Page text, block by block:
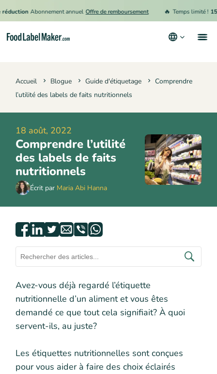
Abonnement annuel Offre de remboursement Temps limité ! 15 %
Accueil Blogue Guide d'étiquetage
Comprendre
l’utilité des labels de faits nutritionnels
18 août, 2022
Comprendre l’utilité
des labels de faits
nutritionnels
Écrit par Maria Abi Hanna
Avez-vous déjà regardé l’étiquette
nutritionnelle d’un aliment et vous êtes
demandé ce que tout cela signifiait? À quoi
servent-ils, au juste?
Les étiquettes nutritionnelles sont conçues
pour vous aider à faire des choix éclairés
Engager un expert
Ressources
Conditions générales d’utilisation
Politique de confidentialité